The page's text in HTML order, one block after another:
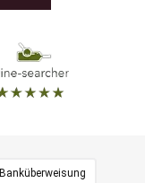
Banküberweisung